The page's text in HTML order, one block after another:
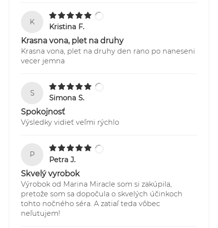
K
Kristina F.
Krasna vona, plet na druhy
Krasna vona, plet na druhy den rano po naneseni
vecer jemna
S
Simona S.
Spokojnosť
Výsledky vidieť veľmi rýchlo
P
Petra J.
Skvelý vyrobok
Výrobok od Marina Miracle som si zakúpila,
pretože som sa dopočula o skvelých účinkoch
tohto nočného séra. A zatiaľ teda vôbec
neľutujem!